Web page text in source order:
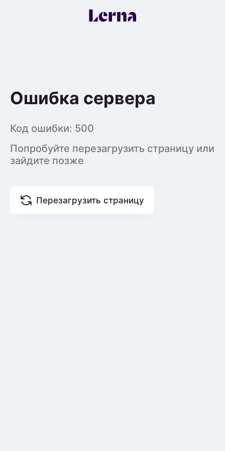
Ошибка сервера
Код ошибки: 500
Попробуйте перезагрузить страницу или
зайдите позже
Перезагрузить страницу